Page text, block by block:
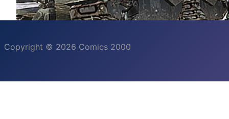
Copyright © 2026 Comics 2000